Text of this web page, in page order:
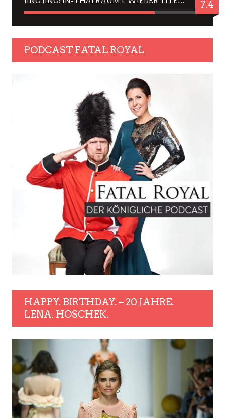
7.4
PODCAST FATAL ROYAL
HAPPY. BIRTHDAY. – 20 JAHRE.
LENA. HOSCHEK.